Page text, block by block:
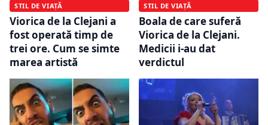
STIL DE VIAȚĂ
Viorica de la Clejani a
fost operată timp de
trei ore. Cum se simte
marea artistă
STIL DE VIAȚĂ
Boala de care suferă
Viorica de la Clejani.
Medicii i-au dat
verdictul